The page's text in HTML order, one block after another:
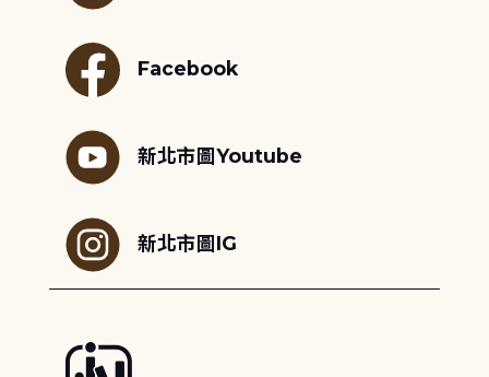
Facebook
新北市圖Youtube
新北市圖IG